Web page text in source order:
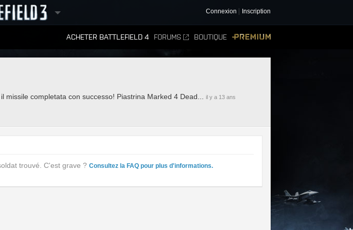
Connexion Inscription
ACHETER BATTLEFIELD 4 FORUMS BOUTIQUE
missile completata con successo! Piastrina Marked 4 Dead... il y a 13 ans
trouvé. C'est grave ? Consultez la FAQ pour plus d'informations.